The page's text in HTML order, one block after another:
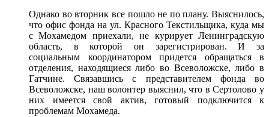
Однако во вторник все пошло не по плану. Выяснилось,
что офис фонда на ул. Красного Текстильщика, куда мы
с Мохамедом приехали, не курирует Ленинградскую
область, в которой он зарегистрирован. И за
социальным координатором придется обращаться в
отделения, находящиеся либо во Всеволожске, либо в
Гатчине. Связавшись с представителем фонда во
Всеволожске, наш волонтер выяснил, что в Сертолово у
них имеется свой актив, готовый подключится к
проблемам Мохамеда.